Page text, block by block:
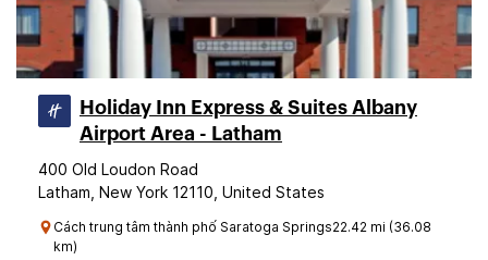
Holiday Inn Express & Suites Albany
Airport Area - Latham
400 Old Loudon Road
Latham, New York 12110, United States
Cách trung tâm thành phố Saratoga Springs22.42 mi (36.08
km)